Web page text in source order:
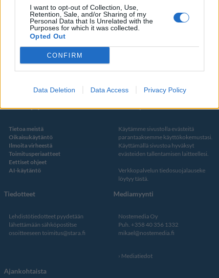
I want to opt-out of Collection, Use,
Retention, Sale, and/or Sharing of my
Personal Data that Is Unrelated with the
Purposes for which it was collected.
Opted Out
CONFIRM
Data Deletion Data Access Privacy Policy
Some
YouTube
Facebook
Twitter
Kustantaja ja toimitus
Tietoa meistä
Oikaisukäytäntö
Ilmoita virheestä
Toimitusperiaatteet
Eettiset ohjeet
AI-käytäntö
Tietosuojalauseke
Käytämme sivustolla evästeitä
parantaaksemme käyttökokemustasi.
Käyttämällä sivustoa hyväksyt
evästeiden tallentamisen laitteellesi.
Verkkopalvelun tiedosuojalauseke
löytyy tästä
Tiedotteet
Lehdistötiedotteet pyydetään
lähettämään sähköpostitse
osoitteeseen toimitus@stara.fi
Mediamyynti
Nostemedia Oy
Puh. +358 40 356 1332
mikael@nostemedia.fi
Mediatiedot
Ajankohtaista